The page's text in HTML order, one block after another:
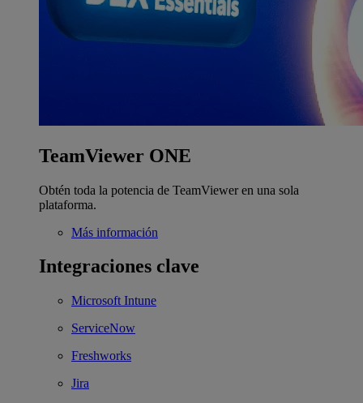
TeamViewer ONE
Obtén toda la potencia de TeamViewer en una sola
plataforma.
Más información
Integraciones clave
Microsoft Intune
ServiceNow
Freshworks
Jira